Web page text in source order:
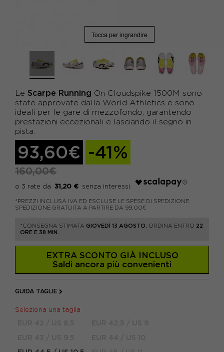
Tocca per ingrandire
Le Scarpe Running On Cloudspike 1500M sono
state approvate dalla World Athletics e sono
ideali per le gare di mezzofondo, garantendo
prestazioni eccezionali e lasciando il segno in
pista.
93,60€ -41%
160,00€
31,20 €
*PREZZI INCLUSA IVA ED ESCLUSE LE SPESE DI SPEDIZIONE.
SPEDIZIONE GRATUITA A PARTIRE DA 99,00€
*CONSEGNA STIMATA GIOVEDÌ 13 AGOSTO. ORDINA ENTRO 22
ORE E 38 MIN.
EXTRA SCONTO GIÀ INCLUSO
Saldi ancora più convenienti
GUIDA TAGLIE
Seleziona una taglia